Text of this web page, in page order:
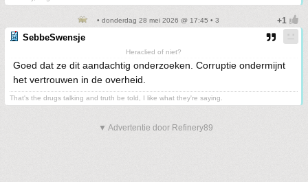
• donderdag 28 mei 2026 @ 17:45 • 3
SebbeSwensje
Heraclied of niet?
Goed dat ze dit aandachtig onderzoeken. Corruptie ondermijnt
het vertrouwen in de overheid.
That's the drugs talking and truth be told, I like what they're saying.
▼ Advertentie door Refinery89